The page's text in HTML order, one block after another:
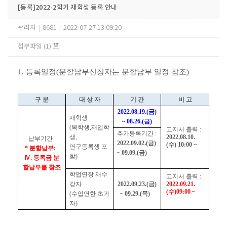
[등록]2022-2학기 재학생 등록 안내
관리자 8681 2022-07-27 13:09:20
첨부파일 (1)
1. 등록일정(분할납부신청자는 분할납부 일정 참조)
구 분 대 상 자 기 간 비 고
납부기간
* 분할납부:
Ⅳ. 등록금 분
할납부를 참조
재학생
(복학생,재입학
생,
연구등록생 포
함)
2022.08.19.(금)
~ 08.26.(금)
고지서 출력 :
2022.08.10.
(수) 10:00 ~
추가등록기간 :
2022.09.02.(금)
~ 09.09.(금)
학업연장 재수
강자
(수업연한 초과
자)
2022.09.23.(금)
~ 09.29.(목)
고지서 출력 :
2022.09.21.
(수)09:00 ~